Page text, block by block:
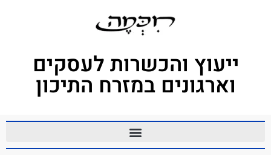
ייעוץ והכשרות לעסקים
וארגונים במזרח התיכון